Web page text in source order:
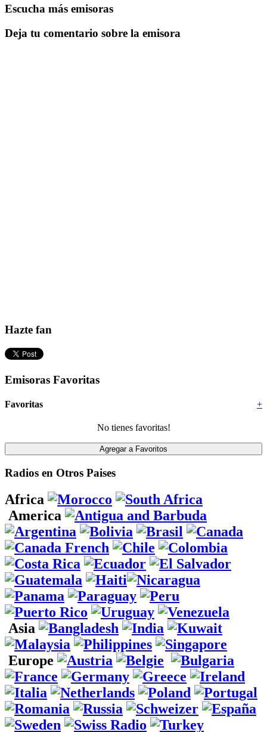
Escucha más emisoras
Deja tu comentario sobre la emisora
Hazte fan
Emisoras Favoritas
+
Favoritas
No tienes favoritas!
Radios en Otros Paises
Africa
America
Asia
Europe